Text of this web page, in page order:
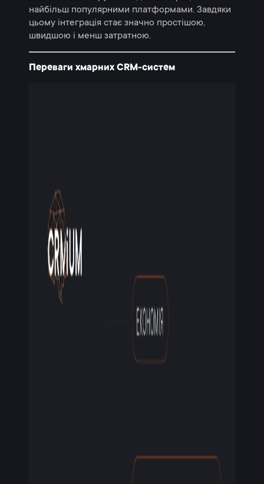
найбільш популярними платформами. Завдяки
цьому інтеграція стає значно простішою,
швидшою і менш затратною.
Переваги хмарних CRM-систем